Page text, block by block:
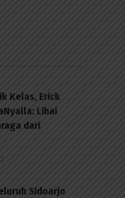
Kelas, Erick
Lihai
dari
Sidoarjo